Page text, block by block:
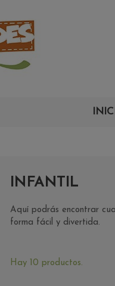
INFANTIL
Aquí podrás encontrar
forma fácil y divertida.
Hay 10 productos.